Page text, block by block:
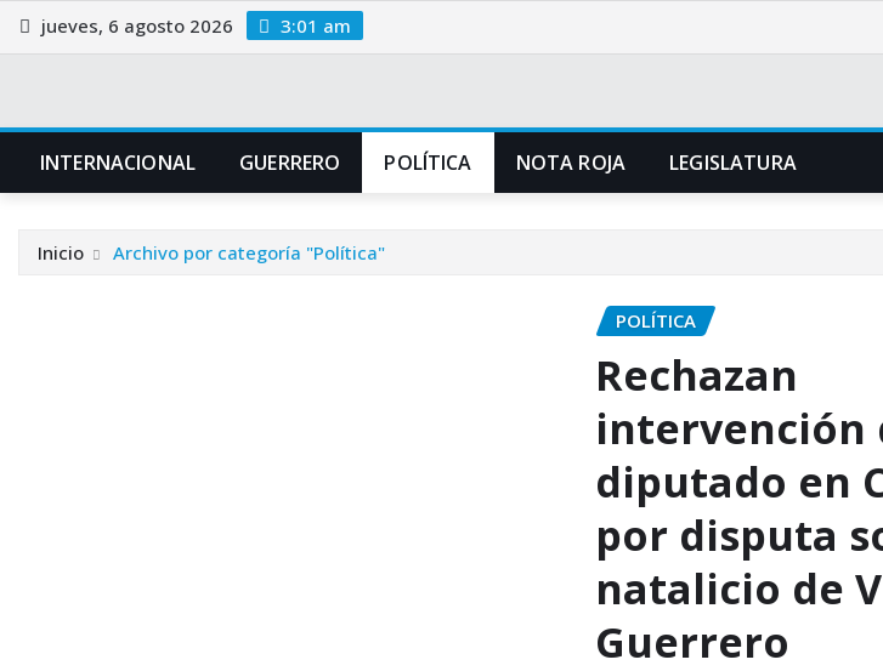
Saltar
al
jueves, 6 agosto 2026 3:01 am
INTERNACIONAL GUERRERO POLÍTICA NOTA ROJA LEGISLATURA
Inicio Archivo por categoría "Política"
POLÍTICA
Rechazan
intervención
diputado en
por disputa
natalicio de
Guerrero